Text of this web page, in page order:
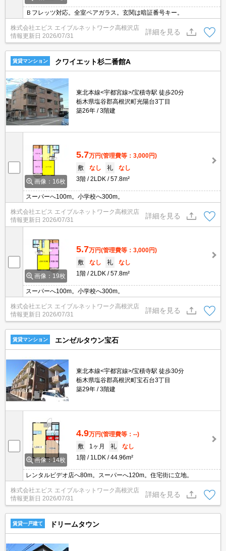
Ｂフレッツ対応。全室ペアガラス。玄関は暗証番号キー。
株式会社エビス エイブルネットワーク高根沢店
情報更新日 2026/07/31
詳細を見る
賃貸マンション クワイエット杉二番館A
東北本線<宇都宮線>/宝積寺駅 徒歩20分
栃木県塩谷郡高根沢町光陽台3丁目
築26年
3階建
画像：16枚
5.7万円(管理費等：3,000円)
敷
なし 礼
なし
3階
2LDK 57.8m²
スーパーへ100m。小学校へ300m。
株式会社エビス エイブルネットワーク高根沢店
情報更新日 2026/07/31
詳細を見る
画像：19枚
5.7万円(管理費等：3,000円)
敷
なし 礼
なし
1階
2LDK 57.8m²
スーパーへ100m。小学校へ300m。
株式会社エビス エイブルネットワーク高根沢店
情報更新日 2026/07/31
詳細を見る
賃貸マンション エンゼルタウン宝石
東北本線<宇都宮線>/宝積寺駅 徒歩30分
栃木県塩谷郡高根沢町宝石台3丁目
築29年
3階建
画像：14枚
4.9万円(管理費等：--)
敷
1ヶ月 礼
なし
1階
1LDK 44.96m²
レンタルビデオ店へ80m。スーパーへ120m。住宅街に立地。
株式会社エビス エイブルネットワーク高根沢店
情報更新日 2026/07/31
詳細を見る
賃貸一戸建て ドリームタウン